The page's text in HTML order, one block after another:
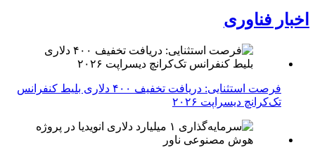
اخبار فناوری
فرصت استثنایی: دریافت تخفیف ۴۰۰ دلاری بلیط کنفرانس
تک‌کرانچ دیسراپت ۲۰۲۶